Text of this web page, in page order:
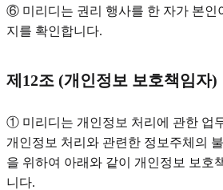
⑥ 미리디는 권리 행사를 한 자가 본인
지를 확인합니다.
제12조 (개인정보 보호책임자)
① 미리디는 개인정보 처리에 관한 업
개인정보 처리와 관련한 정보주체의
을 위하여 아래와 같이 개인정보 보호
니다.